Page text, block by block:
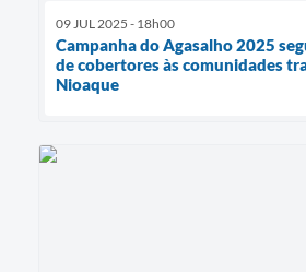
09 JUL 2025 - 18h00
Campanha do Agasalho 2025
de cobertores às comunidades
Nioaque